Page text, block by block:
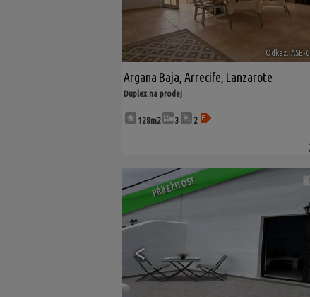
Odkaz. ASE-
Argana Baja, Arrecife, Lanzarote
Duplex na prodej
128m2 3 2
PŘÍLEŽITOST
<